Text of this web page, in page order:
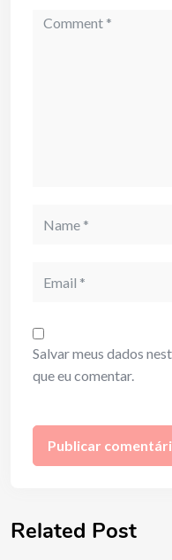
Comment
Salvar meus dados
que eu comentar.
Related Post